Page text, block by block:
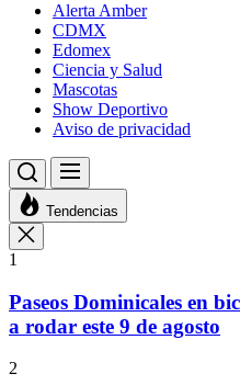
Alerta Amber
CDMX
Edomex
Ciencia y Salud
Mascotas
Show Deportivo
Aviso de privacidad
Tendencias
1
Paseos Dominicales en
a rodar este 9 de agosto
2